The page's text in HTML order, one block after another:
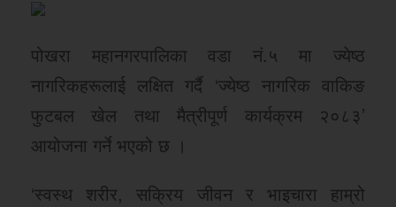
पोखरा महानगरपालिका वडा नं.५ मा ज्येष्ठ
नागरिकहरूलाई लक्षित गर्दै ‘ज्येष्ठ नागरिक वाकिङ
फुटबल खेल तथा मैत्रीपूर्ण कार्यक्रम २०८३’
आयोजना गर्ने भएको छ ।
‘स्वस्थ शरीर, सक्रिय जीवन र भाइचारा हाम्रो